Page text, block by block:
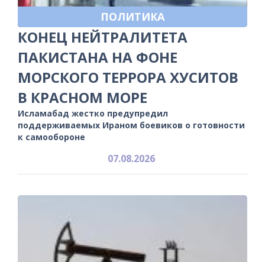
ПОЛИТИКА
КОНЕЦ НЕЙТРАЛИТЕТА
ПАКИСТАНА НА ФОНЕ
МОРСКОГО ТЕРРОРА ХУСИТОВ
В КРАСНОМ МОРЕ
Исламабад жестко предупредил
поддерживаемых Ираном боевиков о готовности
к самообороне
07.08.2026